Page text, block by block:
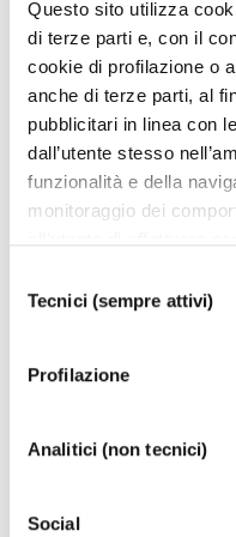
Questo sito utilizza
di terze parti e, con il
cookie di profilazione o
anche di terze parti, al
pubblicitari in linea con
dall’utente stesso
funzionalità e della
monitoraggio dei
TUTTI”, l’utente
tecnici, inclusi quindi
social. Il consenso è
qualsiasi momento. Se
sinistra dello schermo.
questo banner -
delTecnici (sempre attivi)
Profilazione
Analitici (non tecnici)
Social
I prossimi
Gli appuntamenti della
IL